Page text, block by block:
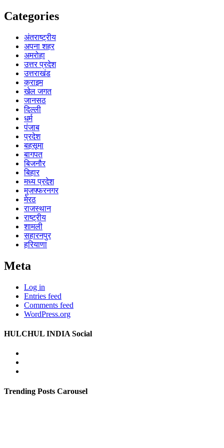
Categories
अंतराष्ट्रीय
अपना शहर
अमरोहा
उत्तर प्रदेश
उत्तराखंड
क्राइम
खेल जगत
जानसठ
दिल्ली
धर्म
पंजाब
प्रदेश
बहसूमा
बागपत
बिजनौर
बिहार
मध्य प्रदेश
मुजफ्फरनगर
मेरठ
राजस्थान
राष्ट्रीय
शामली
सहारनपुर
हरियाणा
Meta
Log in
Entries feed
Comments feed
WordPress.org
HULCHUL INDIA Social
Trending Posts Carousel